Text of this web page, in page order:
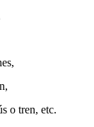
o tren, etc.